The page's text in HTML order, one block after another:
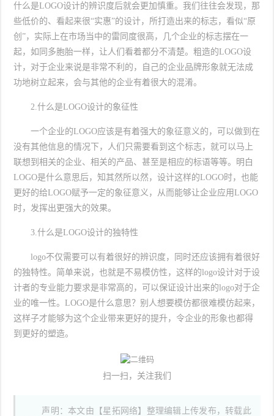
什么是LOGO设计的辨识度后就会更加慎重。我们往往会发现，那
些低价的、看起来很“实惠”的设计，所打造出来的标志，看似“原
创”，实际上在市场当中的雷同度很高，几个企业的标志摆在一
起，如同多胞胎一样，让人们看着都分不清楚。粗造的LOGO设
计，对于企业来说是非常不利的，自己的企业品牌形象就无法成
功地树立起来，会与其他的企业有着很大的混淆。
2.什么是LOGO设计的象征性
一个企业的LOGO应该是有着强大的象征意义的，可以做到在
没有其他信息的情况下，人们只需要看到这个标志，就可以马上
联想到相关的企业、相关的产品、甚至是相应的标语等等。明白
LOGO是什么意思后，知其然所以然，设计这样的LOGO时，也能
更好的给LOGO赋予一定的象征意义，从而能够让企业应用LOGO
时，发挥出更强大的效果。
3.什么是LOGO设计的独特性
logo不仅需要可以有着很好的辨识度，同时还应该拥有着很好
的独特性。简单来说，也就是不易模仿性，这样的logo设计对于设
计者的专业能力要求是非常高的，可以保证设计出来的logo对于企
业的唯一性。LOGO是什么意思？别人想要模仿都很难模仿起来，
这样子才能够为这个企业带来更好的提升，令企业的形象也都得
到更好的塑造。
扫一扫，关注我们
声明：本文由【星拓网络】整理编辑上传发布，转载此